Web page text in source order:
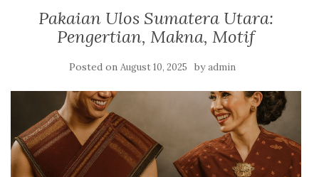
Pakaian Ulos Sumatera Utara:
Pengertian, Makna, Motif
Posted on August 10, 2025 byadmin